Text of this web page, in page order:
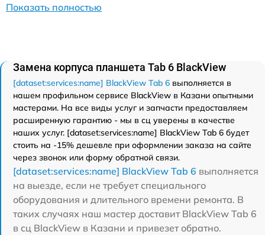
Показать полностью
Замена корпуса планшета Tab 6 BlackView
[dataset:services:name] BlackView Tab 6 выполняется в
нашем профильном сервисе BlackView в Казани опытными
мастерами. На все виды услуг и запчасти предоставляем
расширенную гарантию - мы в сц уверены в качестве
наших услуг. [dataset:services:name] BlackView Tab 6 будет
стоить на -15% дешевле при оформлении заказа на сайте
через звонок или форму обратной связи.
[dataset:services:name] BlackView Tab 6 выполняется
на выезде, если не требует специального
оборудования и длительного времени ремонта. В
таких случаях наш мастер доставит BlackView Tab 6
в сц BlackView в Казани и привезет обратно.